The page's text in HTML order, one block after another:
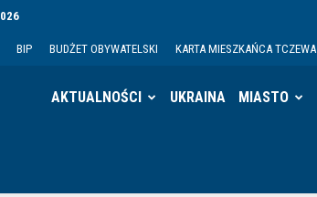
BIP BUDŻET OBYWATELSKI KARTA MIESZKAŃCA TCZEWA
AKTUALNOŚCI UKRAINA MIASTO